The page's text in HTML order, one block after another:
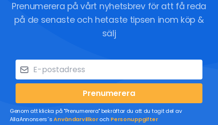
Prenumerera på vårt nyhetsbrev för att få reda
på de senaste och hetaste tipsen inom köp &
sälj
Prenumerera
Genom att klicka på "Prenumerera" bekräftar du att du tagit del av
AllaAnnonsers´sAnvändarvillkoroch Personuppgifter